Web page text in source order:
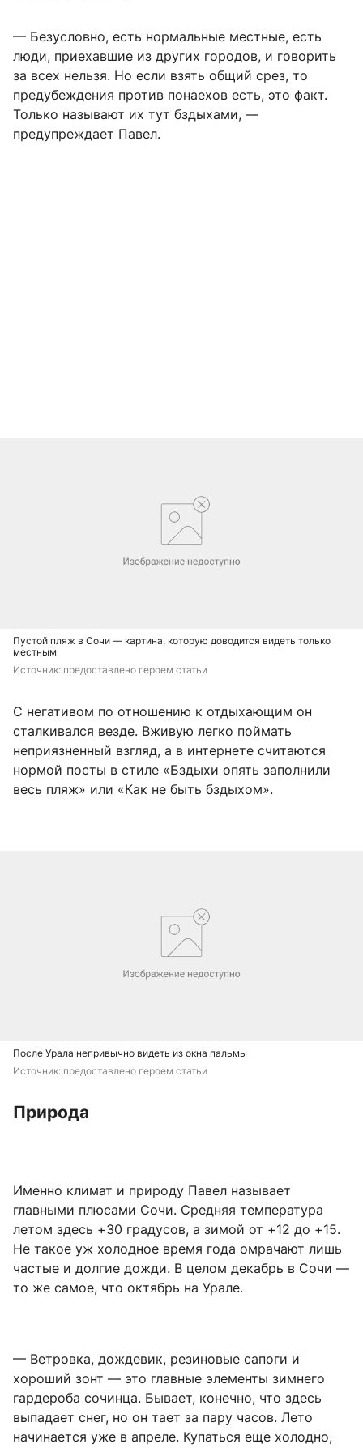
— Безусловно, есть нормальные местные, есть
люди, приехавшие из других городов, и говорить
за всех нельзя. Но если взять общий срез, то
предубеждения против понаехов есть, это факт.
Только называют их тут бздыхами, —
предупреждает Павел.
Пустой пляж в Сочи — картина, которую доводится видеть только
местным
Источник: предоставлено героем статьи
С негативом по отношению к отдыхающим он
сталкивался везде. Вживую легко поймать
неприязненный взгляд, а в интернете считаются
нормой посты в стиле «Бздыхи опять заполнили
весь пляж» или «Как не быть бздыхом».
После Урала непривычно видеть из окна пальмы
Источник: предоставлено героем статьи
Природа
Именно климат и природу Павел называет
главными плюсами Сочи. Средняя температура
летом здесь +30 градусов, а зимой от +12 до +15.
Не такое уж холодное время года омрачают лишь
частые и долгие дожди. В целом декабрь в Сочи —
то же самое, что октябрь на Урале.
— Ветровка, дождевик, резиновые сапоги и
хороший зонт — это главные элементы зимнего
гардероба сочинца. Бывает, конечно, что здесь
выпадает снег, но он тает за пару часов. Лето
начинается уже в апреле. Купаться еще холодно,